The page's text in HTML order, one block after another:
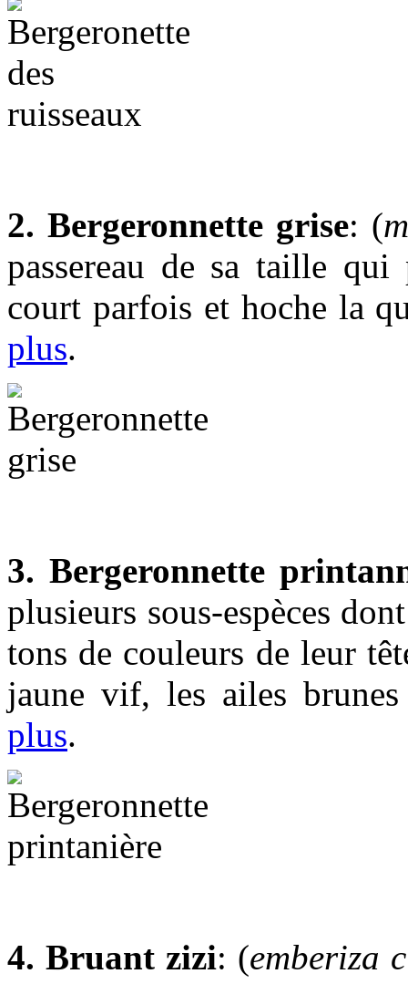
2. Bergeronnette grise: (
passereau de sa taille
court parfois et hoche la
plus.
3. Bergeronnette
plusieurs sous-espèces
tons de couleurs de leur
jaune vif, les ailes
plus.
4. Bruant zizi: (emberiza